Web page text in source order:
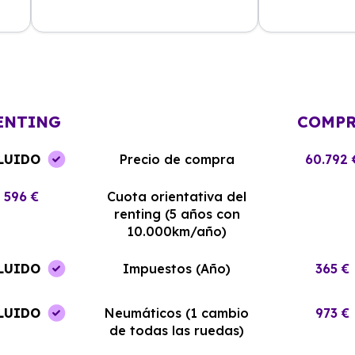
Precio de compra 60.792
596 €
Cuota orientativa del
renting (5 años con
10.000km/año)
Impuestos (Año) 365 €
Neumáticos (1 cambio
de todas las ruedas)
973 €